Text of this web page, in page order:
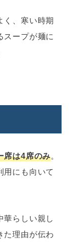
く、寒い時期
スープが麺に
席は4席のみ。
用にも向いて
華らしい親し
た理由が伝わ